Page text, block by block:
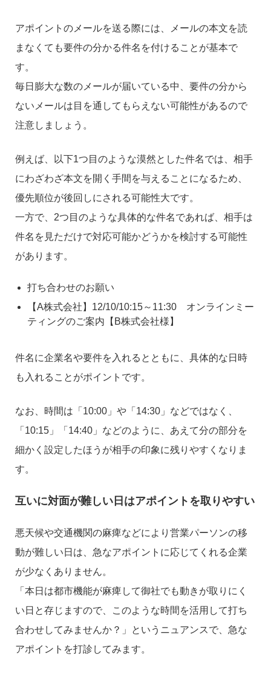
アポイントのメールを送る際には、メールの本文を読
まなくても要件の分かる件名を付けることが基本で
す。
毎日膨大な数のメールが届いている中、要件の分から
ないメールは目を通してもらえない可能性があるので
注意しましょう。
例えば、以下1つ目のような漠然とした件名では、相手
にわざわざ本文を開く手間を与えることになるため、
優先順位が後回しにされる可能性大です。
一方で、2つ目のような具体的な件名であれば、相手は
件名を見ただけで対応可能かどうかを検討する可能性
があります。
打ち合わせのお願い
【A株式会社】12/10/10:15～11:30 オンラインミー
ティングのご案内【B株式会社様】
件名に企業名や要件を入れるとともに、具体的な日時
も入れることがポイントです。
なお、時間は「10:00」や「14:30」などではなく、
「10:15」「14:40」などのように、あえて分の部分を
細かく設定したほうが相手の印象に残りやすくなりま
す。
互いに対面が難しい日はアポイントを取りやすい
悪天候や交通機関の麻痺などにより営業パーソンの移
動が難しい日は、急なアポイントに応じてくれる企業
が少なくありません。
「本日は都市機能が麻痺して御社でも動きが取りにく
い日と存じますので、このような時間を活用して打ち
合わせしてみませんか？」というニュアンスで、急な
アポイントを打診してみます。